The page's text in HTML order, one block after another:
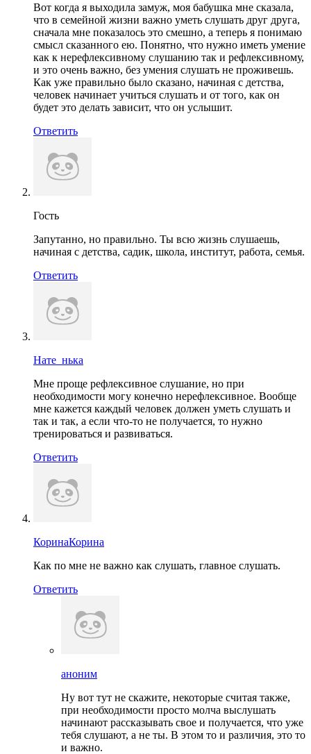
Вот когда я выходила замуж, моя бабушка мне сказала,
что в семейной жизни важно уметь слушать друг друга,
сначала мне показалось это смешно, а теперь я понимаю
смысл сказанного ею. Понятно, что нужно иметь умение
как к нерефлексивному слушанию так и рефлексивному,
и это очень важно, без умения слушать не проживешь.
Как уже правильно было сказано, начиная с детства,
человек начинает учиться слушать и от того, как он
будет это делать зависит, что он услышит.
Ответить
Гость
Запутанно, но правильно. Ты всю жизнь слушаешь,
начиная с детства, садик, школа, институт, работа, семья.
Ответить
Нате_нька
Мне проще рефлексивное слушание, но при
необходимости могу конечно нерефлексивное. Вообще
мне кажется каждый человек должен уметь слушать и
так и так, а если что-то не получается, то нужно
тренироваться и развиваться.
Ответить
КоринаКорина
Как по мне не важно как слушать, главное слушать.
Ответить
аноним
Ну вот тут не скажите, некоторые считая также,
при необходимости просто молча выслушать
начинают рассказывать свое и получается, что уже
тебя слушают, а не ты. В этом то и различия, это то
и важно.